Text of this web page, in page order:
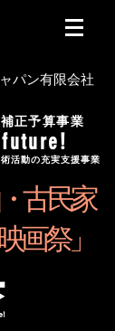
正予算事業
活動の充実支援事業
・古民家
画祭」
パン有限会社